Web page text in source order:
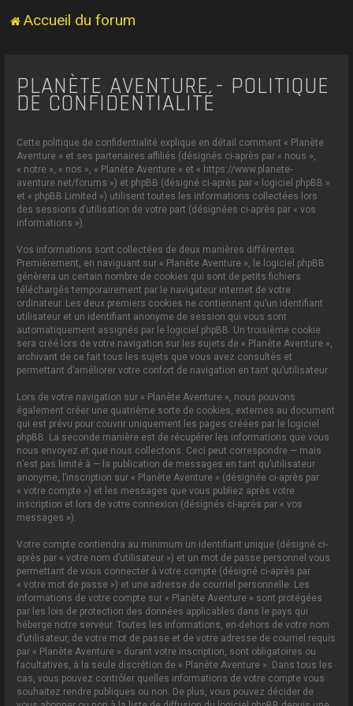
Accueil du forum
PLANÈTE AVENTURE - POLITIQUE
DE CONFIDENTIALITÉ
Cette politique de confidentialité explique en détail comment « Planète
Aventure » et ses partenaires affiliés (désignés ci-après par « nous »,
« notre », « nos », « Planète Aventure » et « https://www.planete-
aventure.net/forums ») et phpBB (désigné ci-après par « logiciel phpBB »
et « phpBB Limited ») utilisent toutes les informations collectées lors
des sessions d’utilisation de votre part (désignées ci-après par « vos
informations »).
Vos informations sont collectées de deux manières différentes.
Premièrement, en naviguant sur « Planète Aventure », le logiciel phpBB
génèrera un certain nombre de cookies qui sont de petits fichiers
téléchargés temporairement par le navigateur internet de votre
ordinateur. Les deux premiers cookies ne contiennent qu’un identifiant
utilisateur et un identifiant anonyme de session qui vous sont
automatiquement assignés par le logiciel phpBB. Un troisième cookie
sera créé lors de votre navigation sur les sujets de « Planète Aventure »,
archivant de ce fait tous les sujets que vous avez consultés et
permettant d’améliorer votre confort de navigation en tant qu’utilisateur.
Lors de votre navigation sur « Planète Aventure », nous pouvons
également créer une quatrième sorte de cookies, externes au document
qui est prévu pour couvrir uniquement les pages créées par le logiciel
phpBB. La seconde manière est de récupérer les informations que vous
nous envoyez et que nous collectons. Ceci peut correspondre — mais
n’est pas limité à — la publication de messages en tant qu’utilisateur
anonyme, l’inscription sur « Planète Aventure » (désignée ci-après par
« votre compte ») et les messages que vous publiez après votre
inscription et lors de votre connexion (désignés ci-après par « vos
messages »).
Votre compte contiendra au minimum un identifiant unique (désigné ci-
après par « votre nom d’utilisateur ») et un mot de passe personnel vous
permettant de vous connecter à votre compte (désigné ci-après par
« votre mot de passe ») et une adresse de courriel personnelle. Les
informations de votre compte sur « Planète Aventure » sont protégées
par les lois de protection des données applicables dans le pays qui
héberge notre serveur. Toutes les informations, en-dehors de votre nom
d’utilisateur, de votre mot de passe et de votre adresse de courriel requis
par « Planète Aventure » durant votre inscription, sont obligatoires ou
facultatives, à la seule discrétion de « Planète Aventure ». Dans tous les
cas, vous pouvez contrôler quelles informations de votre compte vous
souhaitez rendre publiques ou non. De plus, vous pouvez décider de